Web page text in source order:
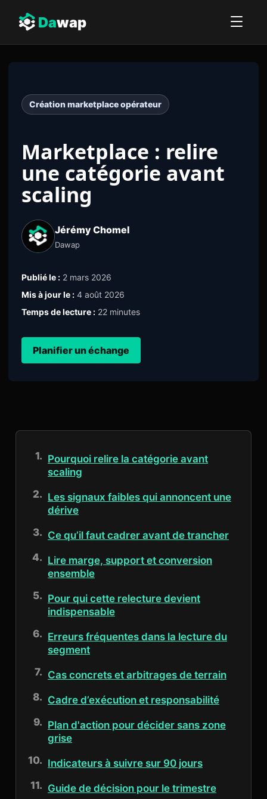
Dawap
Création marketplace opérateur
Marketplace : relire
une catégorie avant
scaling
Jérémy Chomel
Dawap
Publié le : 2 mars 2026
Mis à jour le : 4 août 2026
Temps de lecture : 22 minutes
Planifier un échange
Pourquoi relire la catégorie avant
scaling
Les signaux faibles qui annoncent une
dérive
Ce qu’il faut cadrer avant de trancher
Lire marge, support et conversion
ensemble
Pour qui cette relecture devient
indispensable
Erreurs fréquentes dans la lecture du
segment
Cas concrets et arbitrages de terrain
Cadre d’exécution et responsabilité
Plan d'action pour décider sans zone
grise
Indicateurs à suivre sur 90 jours
Guide de décision pour le trimestre